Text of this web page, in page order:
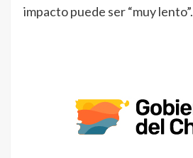
impacto puede ser “muy lento”.